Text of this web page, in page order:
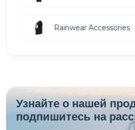
Rainwear Accessories
Узнайте о нашей
подпишитесь на